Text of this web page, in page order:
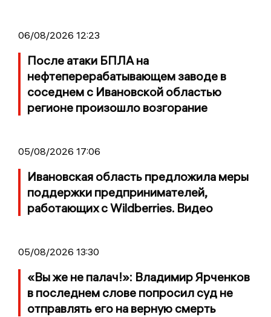
06/08/2026 12:23
После атаки БПЛА на
нефтеперерабатывающем заводе в
соседнем с Ивановской областью
регионе произошло возгорание
05/08/2026 17:06
Ивановская область предложила меры
поддержки предпринимателей,
работающих с Wildberries. Видео
05/08/2026 13:30
«Вы же не палач!»: Владимир Ярченков
в последнем слове попросил суд не
отправлять его на верную смерть